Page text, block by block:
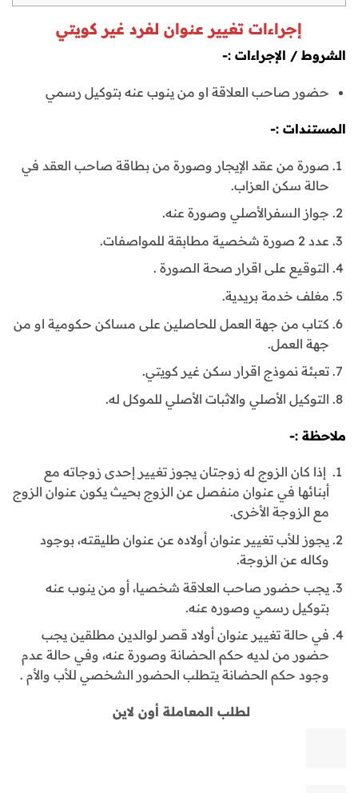
إجراءات تغيير عنوان لفرد غير كويتي
الشروط / الإجراءات :-
حضور صاحب العلاقة او من ينوب عنه بتوكيل رسمي
المستندات :-
صورة من عقد الإيجار وصورة من بطاقة صاحب العقد في
حالة سكن العزاب.
جواز السفرالأصلي وصورة عنه.
عدد 2 صورة شخصية مطابقة للمواصفات.
التوقيع على اقرار صحة الصورة .
مغلف خدمة بريدية.
كتاب من جهة العمل للحاصلين على مساكن حكومية او من
جهة العمل.
تعبئة نموذج اقرار سكن غير كويتي.
التوكيل الأصلي والاثبات الأصلي للموكل له.
ملاحظة :-
إذا كان الزوج له زوجتان يجوز تغيير إحدى زوجاته مع
أبنائها في عنوان منفصل عن الزوج بحيث يكون عنوان الزوج
مع الزوجة الأخرى.
يجوز للأب تغيير عنوان أولاده عن عنوان طليقته، بوجود
وكاله عن الزوجة.
يجب حضور صاحب العلاقة شخصيا، أو من ينوب عنه
بتوكيل رسمي وصوره عنه.
في حالة تغيير عنوان أولاد قصر لوالدين مطلقين يجب
حضور من لديه حكم الحضانة وصورة عنه، وفي حالة عدم
وجود حكم الحضانة يتطلب الحضور الشخصي للأب والأم .
لطلب المعاملة أون لاين